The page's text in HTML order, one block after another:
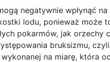
negatywnie wpłynąć
lodu, ponieważ może
pokarmów, jak orzechy
bruksizmu,
na miarę, która